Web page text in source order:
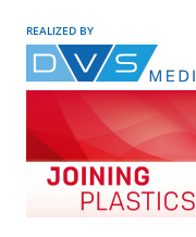
REALIZED BY